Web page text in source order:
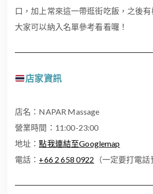
口，加上常來這一帶逛街吃飯，之後有
大家可以納入名單參考看看囉！
店家資訊
店名：NAPAR Massage
營業時間：11:00-23:00
地址：點我連結至Googlemap
電話： +66 2 658 0922 （一定要打電話